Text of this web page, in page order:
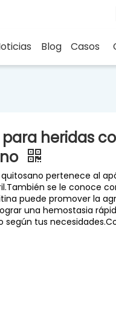
Blog Casos
heridas
quitosano pertenece al
se le conoce
puede promover la
una hemostasia
según tus